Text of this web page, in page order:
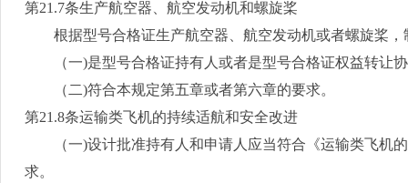
第21.7条生产航空器、航空发动机和螺旋桨
根据型号合格证生产航空器、航空发动机或者螺旋桨，
（一)是型号合格证持有人或者是型号合格证权益转让
（二)符合本规定第五章或者第六章的要求。
第21.8条运输类飞机的持续适航和安全改进
（一)设计批准持有人和申请人应当符合《运输类飞机
求。